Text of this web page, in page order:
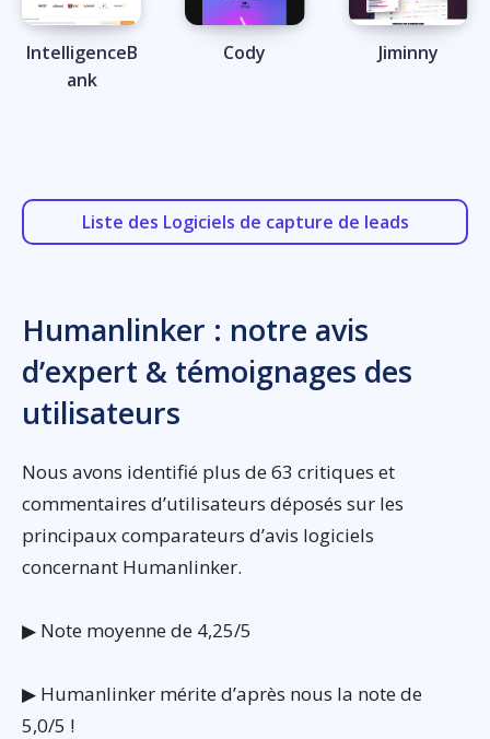
IntelligenceB
ank
Cody Jiminny
Liste des Logiciels de capture de leads
Humanlinker : notre avis
d’expert & témoignages des
utilisateurs
Nous avons identifié plus de 63 critiques et
commentaires d’utilisateurs déposés sur les
principaux comparateurs d’avis logiciels
concernant Humanlinker.
▶ Note moyenne de 4,25/5
▶ Humanlinker mérite d’après nous la note de
5,0/5 !